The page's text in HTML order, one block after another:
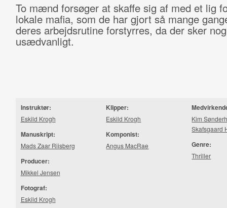
To mænd forsøger at skaffe sig af med et lig
lokale mafia, som de har gjort så mange
deres arbejdsrutine forstyrres, da der sker
usædvanligt.
Instruktør:
Eskild Krogh
Manuskript:
Mads Zaar Riisberg
Producer:
Mikkel Jensen
Fotograf:
Eskild Krogh
Klipper:
Eskild Krogh
Komponist:
Angus MacRae
Kim
Skafsgaard
Genre:
Thriller